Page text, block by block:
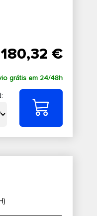
180,32 €
grátis em 24/48h